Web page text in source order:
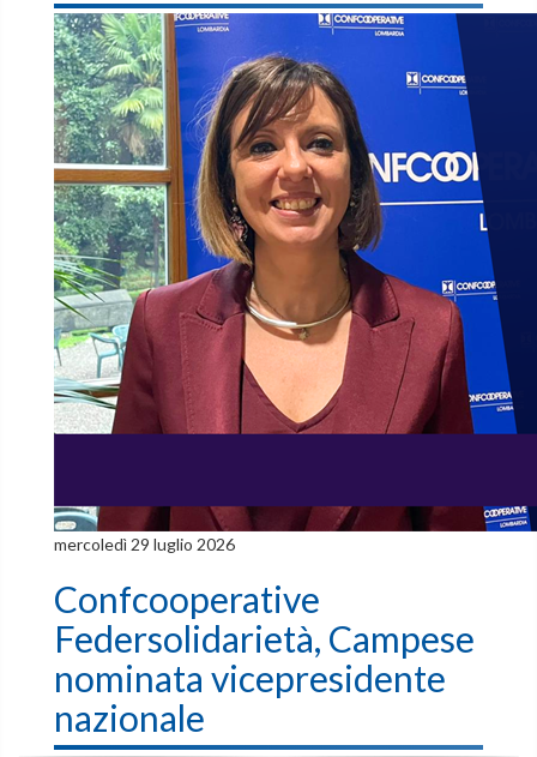
mercoledì 29 luglio 2026
Confcooperative
Federsolidarietà, Campese
nominata vicepresidente
nazionale